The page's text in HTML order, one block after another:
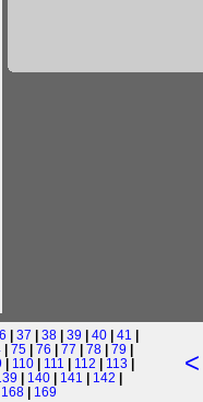
| 37 | 38 | 39 | 40 | 41 |
| 75 | 76 | 77 | 78 | 79 |
| 110 | 111 | 112 | 113 |
| 140 | 141 | 142 |
168 | 169
<